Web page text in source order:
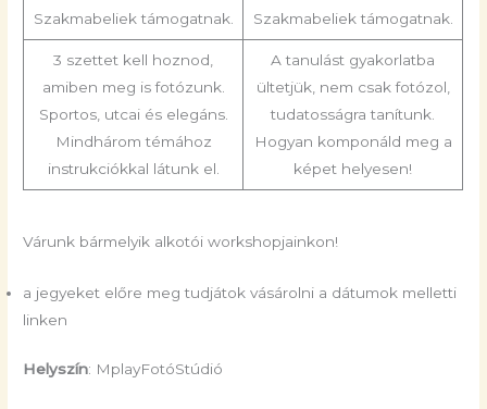
Szakmabeliek támogatnak. Szakmabeliek támogatnak.
3 szettet kell hoznod,
amiben meg is fotózunk.
Sportos, utcai és elegáns.
Mindhárom témához
instrukciókkal látunk el.
A tanulást gyakorlatba
ültetjük, nem csak fotózol,
tudatosságra tanítunk.
Hogyan komponáld meg a
képet helyesen!
Várunk bármelyik alkotói workshopjainkon!
a jegyeket előre meg tudjátok vásárolni a dátumok melletti
linken
Helyszín: MplayFotóStúdió